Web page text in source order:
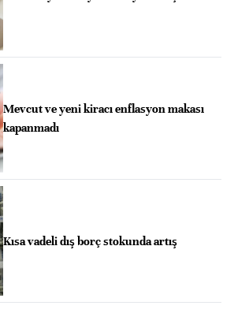
Mevcut ve yeni kiracı enflasyon makası
kapanmadı
Kısa vadeli dış borç stokunda artış